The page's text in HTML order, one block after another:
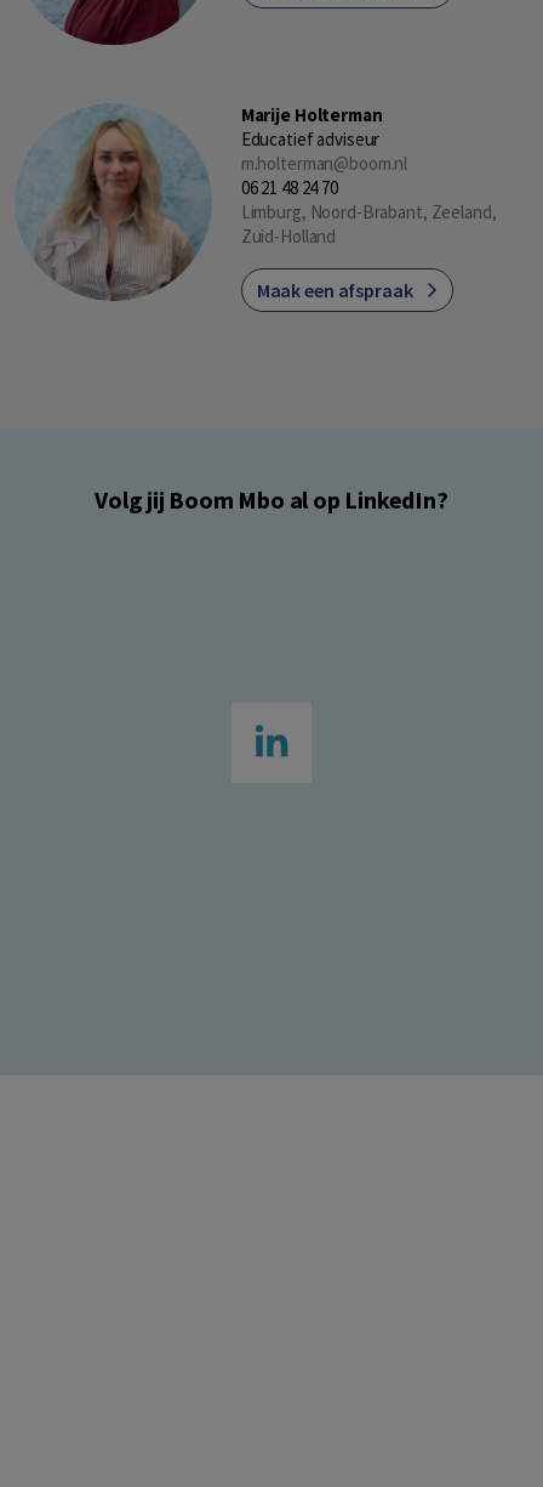
Marije Holterman
Educatief adviseur
m.holterman@boom.nl
06 21 48 24 70
Limburg, Noord-Brabant, Zeeland,
Zuid-Holland
Maak een afspraak
Volg jij Boom Mbo al op LinkedIn?